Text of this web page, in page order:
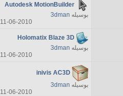
Autodesk MotionBuilder
بوسیله 3dman
11-06-2010
Holomatix Blaze 3D
بوسیله 3dman
11-06-2010
inivis AC3D
بوسیله 3dman
11-06-2010